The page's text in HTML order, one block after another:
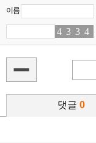
이름
42 3 32 42
댓글 0